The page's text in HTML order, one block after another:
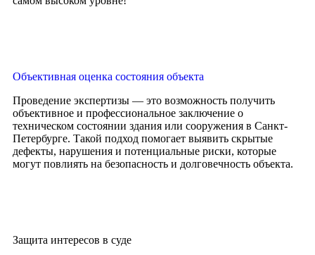
Объективная оценка состояния объекта
Проведение экспертизы — это возможность получить
объективное и профессиональное заключение о
техническом состоянии здания или сооружения в Санкт-
Петербурге. Такой подход помогает выявить скрытые
дефекты, нарушения и потенциальные риски, которые
могут повлиять на безопасность и долговечность объекта.
Защита интересов в суде